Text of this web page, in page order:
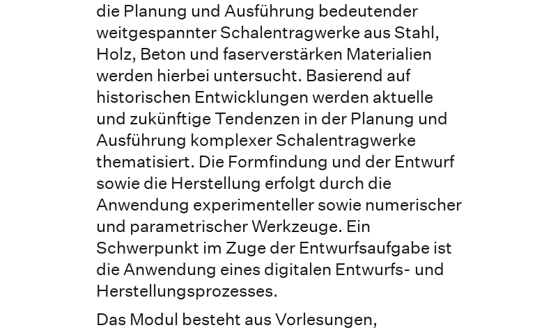
die Planung und Ausführung bedeutender
weitgespannter Schalentragwerke aus Stahl,
Holz, Beton und faserverstärken Materialien
werden hierbei untersucht. Basierend auf
historischen Entwicklungen werden aktuelle
und zukünftige Tendenzen in der Planung und
Ausführung komplexer Schalentragwerke
thematisiert. Die Formfindung und der Entwurf
sowie die Herstellung erfolgt durch die
Anwendung experimenteller sowie numerischer
und parametrischer Werkzeuge. Ein
Schwerpunkt im Zuge der Entwurfsaufgabe ist
die Anwendung eines digitalen Entwurfs- und
Herstellungsprozesses.
Das Modul besteht aus Vorlesungen,